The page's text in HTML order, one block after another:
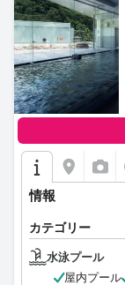
情報
カテゴリー
水泳プール
屋内プール